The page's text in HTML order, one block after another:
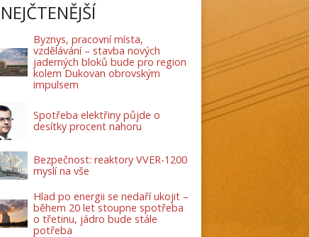
NEJČTENĚJŠÍ
Byznys, pracovní místa,
vzdělávání – stavba nových
jaderných bloků bude pro region
kolem Dukovan obrovským
impulsem
Spotřeba elektřiny půjde o
desítky procent nahoru
Bezpečnost: reaktory VVER-1200
myslí na vše
Hlad po energii se nedaří ukojit –
během 20 let stoupne spotřeba
o třetinu, jádro bude stále
potřeba